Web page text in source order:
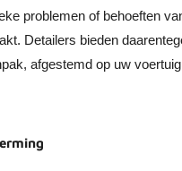
problemen of behoeften
Detailers bieden
afgestemd op uw